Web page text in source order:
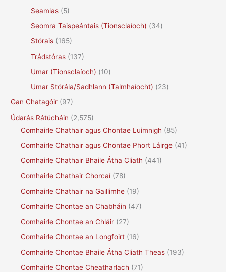
Seamlas (5)
Seomra Taispeántais (Tionsclaíoch) (34)
Stórais (165)
Trádstóras (137)
Umar (Tionsclaíoch) (10)
Umar Stórála/Sadhlann (Talmhaíocht) (23)
Gan Chatagóir (97)
Údarás Rátúcháin (2,575)
Comhairle Chathair agus Chontae Luimnigh (85)
Comhairle Chathair agus Chontae Phort Láirge (41)
Comhairle Chathair Bhaile Átha Cliath (441)
Comhairle Chathair Chorcaí(78)
Comhairle Chathair na Gaillimhe (19)
Comhairle Chontae an Chabháin (47)
Comhairle Chontae an Chláir (27)
Comhairle Chontae an Longfoirt (16)
Comhairle Chontae Bhaile Átha Cliath Theas (193)
Comhairle Chontae Cheatharlach (71)